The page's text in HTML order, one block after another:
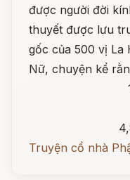
được người đời
thuyết được lưu
gốc của 500 vị La
Nữ, chuyện kể
Truyện cổ nhà